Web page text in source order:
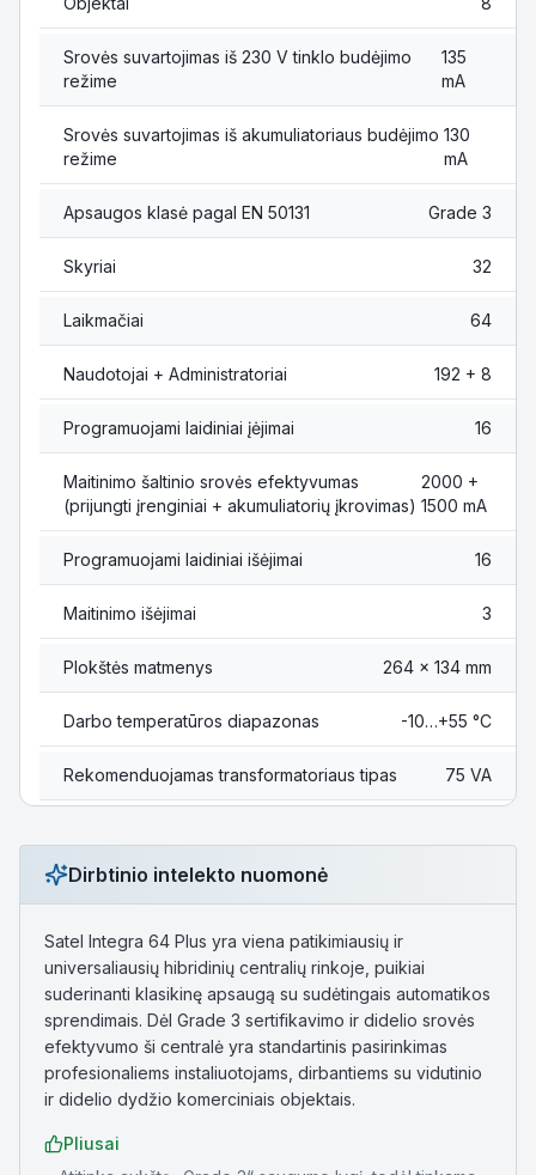
Srovės suvartojimas iš 230 V tinklo budėjimo
režime
135
mA
Srovės suvartojimas iš akumuliatoriaus budėjimo
režime
130
mA
Apsaugos klasė pagal EN 50131 Grade 3
Skyriai 32
Laikmačiai 64
Naudotojai + Administratoriai 192 + 8
Programuojami laidiniai įėjimai 16
Maitinimo šaltinio srovės efektyvumas
(prijungti įrenginiai + akumuliatorių įkrovimas)
2000 +
1500 mA
Programuojami laidiniai išėjimai 16
Maitinimo išėjimai 3
Plokštės matmenys 264 x 134 mm
Darbo temperatūros diapazonas -10…+55 °C
Rekomenduojamas transformatoriaus tipas 75 VA
Dirbtinio intelekto nuomonė
Satel Integra 64 Plus yra viena patikimiausių ir
universaliausių hibridinių centralių rinkoje, puikiai
suderinanti klasikinę apsaugą su sudėtingais automatikos
sprendimais. Dėl Grade 3 sertifikavimo ir didelio srovės
efektyvumo ši centralė yra standartinis pasirinkimas
profesionaliems instaliuotojams, dirbantiems su vidutinio
ir didelio dydžio komerciniais objektais.
Pliusai